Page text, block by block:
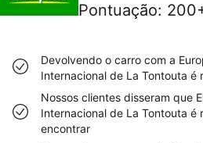
Pontuação:
Devolvendo o carro com a
Internacional de La Tontouta
Nossos clientes disseram que
Internacional de La Tontouta é
encontrar